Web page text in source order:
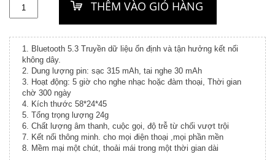
1. Bluetooth 5.3 Truyền dữ liệu ổn định và tận hưởng kết nối
không dây.
2. Dung lượng pin: sạc 315 mAh, tai nghe 30 mAh
3. Hoạt động: 5 giờ cho nghe nhạc hoặc đàm thoại, Thời gian
chờ 300 ngày
4. Kích thước 58*24*45
5. Tổng trọng lượng 24g
6. Chất lượng âm thanh, cuộc gọi, độ trễ từ chối vượt trội
7. Kết nối thông minh. cho mọi điện thoại ,mọi phần mền
8. Mềm mại một chút, thoải mái trong một thời gian dài